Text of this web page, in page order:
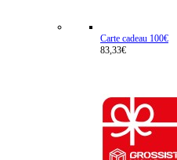
Carte cadeau 100€
83,33€